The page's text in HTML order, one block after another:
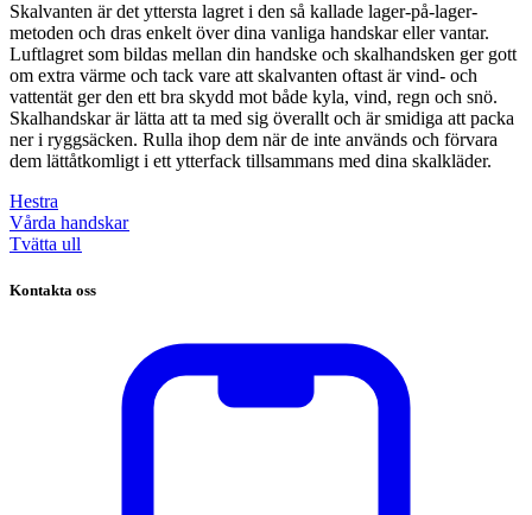
Skalvanten är det yttersta lagret i den så kallade lager-på-lager-
metoden och dras enkelt över dina vanliga handskar eller vantar.
Luftlagret som bildas mellan din handske och skalhandsken ger gott
om extra värme och tack vare att skalvanten oftast är vind- och
vattentät ger den ett bra skydd mot både kyla, vind, regn och snö.
Skalhandskar är lätta att ta med sig överallt och är smidiga att packa
ner i ryggsäcken. Rulla ihop dem när de inte används och förvara
dem lättåtkomligt i ett ytterfack tillsammans med dina skalkläder.
Hestra
Vårda handskar
Tvätta ull
Kontakta oss